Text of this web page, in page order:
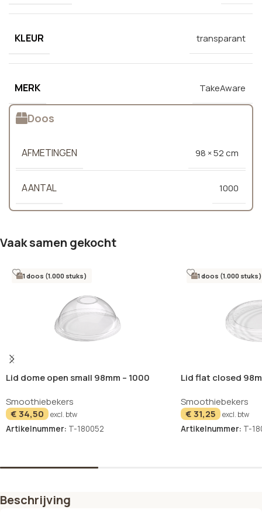
KLEUR transparant
MERK TakeAware
Doos
AFMETINGEN 98 × 52 cm
AANTAL 1000
Vaak samen gekocht
1 doos (1.000 stuks)
Lid dome open small 98mm – 1000
Smoothiebekers
€34,50 excl. btw
Artikelnummer: T-180052
1 doos (1.000 stuks)
Lid flat closed
Smoothiebekers
€31,25 excl. btw
Artikelnummer: T-
Beschrijving